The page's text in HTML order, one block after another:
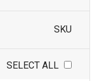
SKU
SELECT ALL